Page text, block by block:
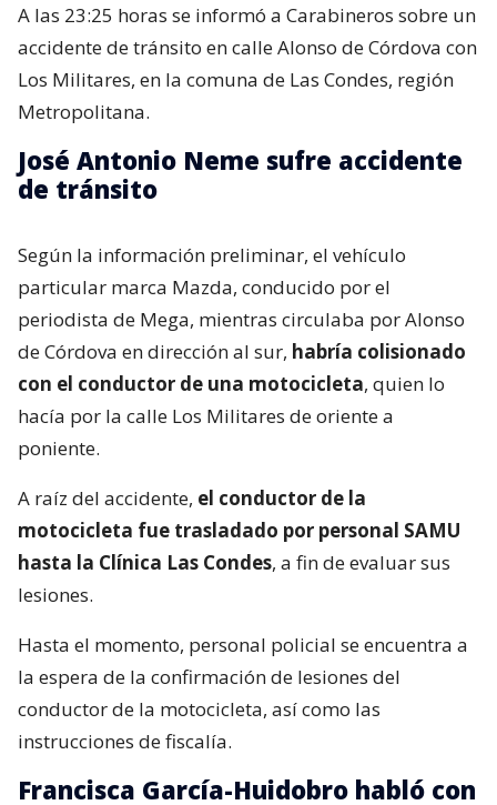
A las 23:25 horas se informó a Carabineros sobre un
accidente de tránsito en calle Alonso de Córdova con
Los Militares, en la comuna de Las Condes, región
Metropolitana.
José Antonio Neme sufre accidente
de tránsito
Según la información preliminar, el vehículo
particular marca Mazda, conducido por el
periodista de Mega, mientras circulaba por Alonso
de Córdova en dirección al sur, habría colisionado
con el conductor de una motocicleta, quien lo
hacía por la calle Los Militares de oriente a
poniente.
A raíz del accidente, el conductor de la
motocicleta fue trasladado por personal SAMU
hasta la Clínica Las Condes, a fin de evaluar sus
lesiones.
Hasta el momento, personal policial se encuentra a
la espera de la confirmación de lesiones del
conductor de la motocicleta, así como las
instrucciones de fiscalía.
Francisca García-Huidobro habló con